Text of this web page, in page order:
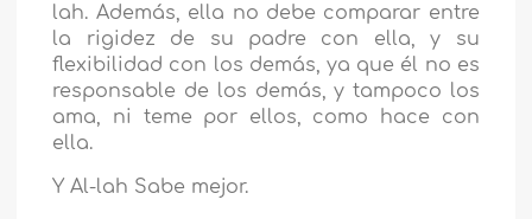
lah. Además, ella no debe comparar entre
la rigidez de su padre con ella, y su
flexibilidad con los demás, ya que él no es
responsable de los demás, y tampoco los
ama, ni teme por ellos, como hace con
ella.
Y Al-lah Sabe mejor.